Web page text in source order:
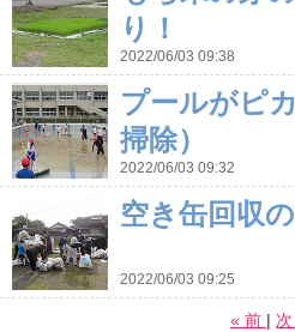
り！
2022/06/03 09:38
プールがピ
掃除）
2022/06/03 09:32
空き缶回収
2022/06/03 09:25
« 前 次